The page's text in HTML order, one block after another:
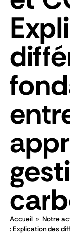
Accueil » Notre
: Explication des